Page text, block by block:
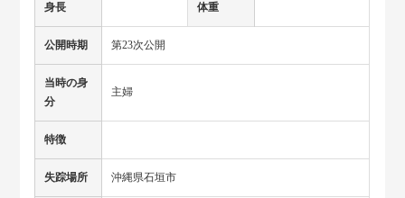
身長 体重
公開時期 第23次公開
当時の身
分
主婦
特徴
失踪場所 沖縄県石垣市